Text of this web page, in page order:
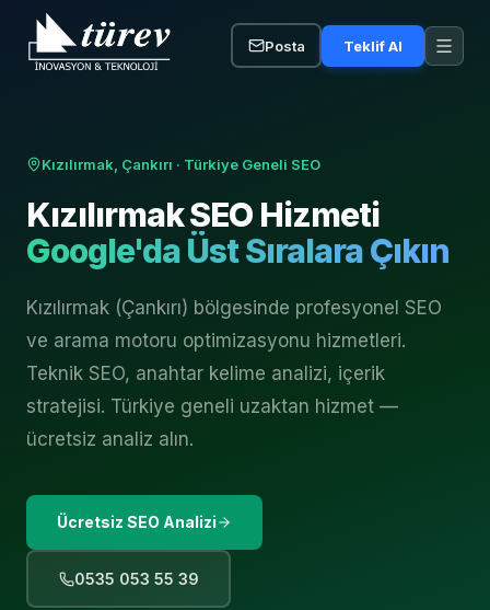
Posta Teklif Al
Kızılırmak, Çankırı · Türkiye Geneli SEO
KızılırmakSEO Hizmeti
Google'da Üst Sıralara Çıkın
Kızılırmak (Çankırı) bölgesinde profesyonel SEO
ve arama motoru optimizasyonu hizmetleri.
Teknik SEO, anahtar kelime analizi, içerik
stratejisi. Türkiye geneli uzaktan hizmet —
ücretsiz analiz alın.
Ücretsiz SEO Analizi
0535 053 55 39